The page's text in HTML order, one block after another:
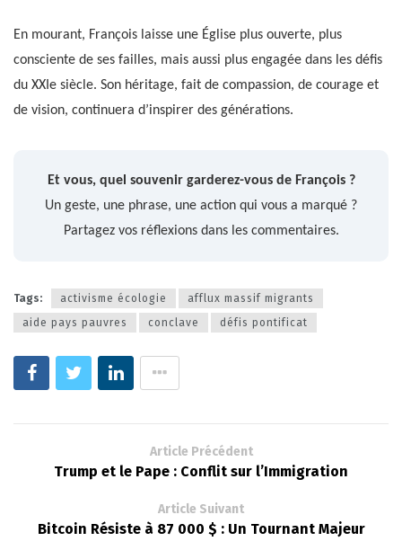
En mourant, François laisse une Église plus ouverte, plus
consciente de ses failles, mais aussi plus engagée dans les défis
du XXIe siècle. Son héritage, fait de compassion, de courage et
de vision, continuera d’inspirer des générations.
Et vous, quel souvenir garderez-vous de François ?
Un geste, une phrase, une action qui vous a marqué ?
Partagez vos réflexions dans les commentaires.
Tags: activisme écologie
afflux massif migrants
aide pays pauvres
conclave défis pontificat
Article Précédent
Trump et le Pape : Conflit sur l’Immigration
Article Suivant
Bitcoin Résiste à 87 000 $ : Un Tournant Majeur